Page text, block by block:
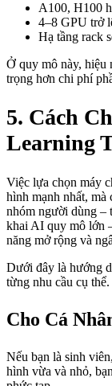
A100, H100
4–8 GPU trở
Hạ tầng rack
Ở quy mô này, hiệu
trọng hơn chi phí
5. Cách
Learning
Việc lựa chọn máy
hình mạnh nhất, mà
nhóm người dùng –
khai AI quy mô lớn
năng mở rộng và
Dưới đây là hướng
từng nhu cầu cụ thể.
Cho Cá
Nếu bạn là sinh
hình vừa và nhỏ,